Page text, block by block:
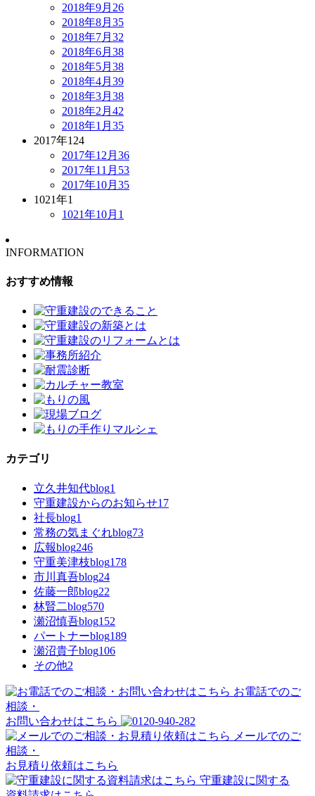
2018年9月 26
2018年8月 35
2018年7月 32
2018年6月 38
2018年5月 38
2018年4月 39
2018年3月 38
2018年2月 42
2018年1月 35
2017年124
2017年12月 36
2017年11月 53
2017年10月 35
1021年1
1021年10月 1
INFORMATION
おすすめ情報
カテゴリ
立久井知代blog1
守重建設からのお知らせ17
社長blog1
常務の気まぐれblog73
広報blog246
守重美津枝blog178
市川真吾blog24
佐藤一郎blog22
林賢二blog570
瀬沼慎吾blog152
パートナーblog189
瀬沼貴子blog106
その他2
お電話でのご
相談・
お問い合わせはこちら
メールでのご
相談・
お見積り依頼はこちら
守重建設に関する